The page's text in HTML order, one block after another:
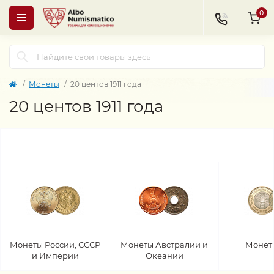
0
Монеты 20 центов 1911 года
20 центов 1911 года
Монеты России, СССР
и Империи
Монеты Австралии и
Океании